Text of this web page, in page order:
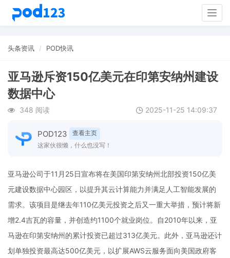
头条资讯 POD快讯
亚马逊斥资150亿美元在印第安纳州建设
数据中心
348 阅读 2025-11-25 14:09:37
POD123
查看主页
这家伙很懒，什么也没写！
亚马逊公司于11月25日宣布将在美国印第安纳州北部投资150亿美
元建设数据中心园区，以提升其云计算能力并满足人工智能发展的
需求。该项目是继去年110亿美元投资之后又一重大举措，预计将新
增2.4吉瓦的容量，并创造约1100个就业岗位。自2010年以来，亚
马逊在印第安纳州的累计投资已超过313亿美元。此外，亚马逊还计
划单独投资最高达500亿美元，以扩展AWS云服务面向美国政府客